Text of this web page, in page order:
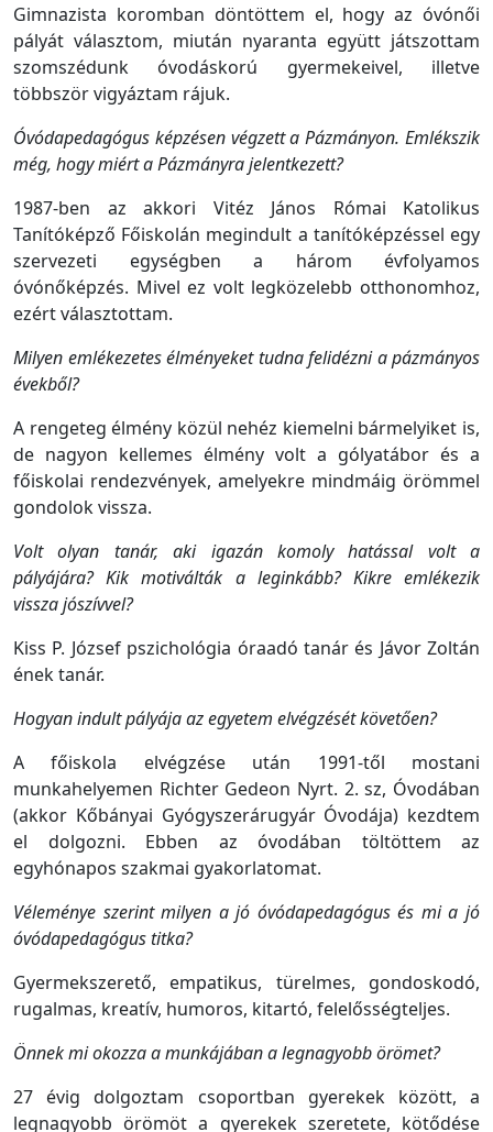
Gimnazista koromban döntöttem el, hogy az óvónői
pályát választom, miután nyaranta együtt játszottam
szomszédunk óvodáskorú gyermekeivel, illetve
többször vigyáztam rájuk.
Óvódapedagógus képzésenvégzetta Pázmányon. Emlékszik
még, hogy miért a Pázmányra jelentkezett?
1987-ben az akkori Vitéz János Római Katolikus
Tanítóképző Főiskolán megindult a tanítóképzéssel egy
szervezeti egységben a három évfolyamos
óvónőképzés. Mivel ez volt legközelebb otthonomhoz,
ezért választottam.
Milyen emlékezetes élményeket tudna felidéznia pázmányos
évekből?
A rengeteg élmény közül nehéz kiemelni bármelyiket is,
de nagyon kellemes élmény volt a gólyatábor és a
főiskolai rendezvények, amelyekre mindmáig örömmel
gondolok vissza.
Volt olyan tanár, aki igazán komoly hatással volt a
pályájára? Kik motiválták a leginkább? Kikre emlékezik
vissza jószívvel?
Kiss P. József pszichológia óraadó tanár és Jávor Zoltán
ének tanár.
Hogyan indult pályája az egyetem elvégzését követően?
A főiskola elvégzése után 1991-től mostani
munkahelyemen Richter Gedeon Nyrt. 2. sz, Óvodában
(akkor Kőbányai Gyógyszerárugyár Óvodája) kezdtem
el dolgozni. Ebben az óvodában töltöttem az
egyhónapos szakmai gyakorlatomat.
Véleménye szerint milyen a jó óvódapedagógus és mi a jó
óvódapedagógus titka?
Gyermekszerető, empatikus, türelmes, gondoskodó,
rugalmas, kreatív, humoros, kitartó, felelősségteljes.
Önnek mi okozza a munkájában a legnagyobb örömet?
27 évig dolgoztam csoportban gyerekek között, a
legnagyobb örömöt a gyerekek szeretete, kötődése